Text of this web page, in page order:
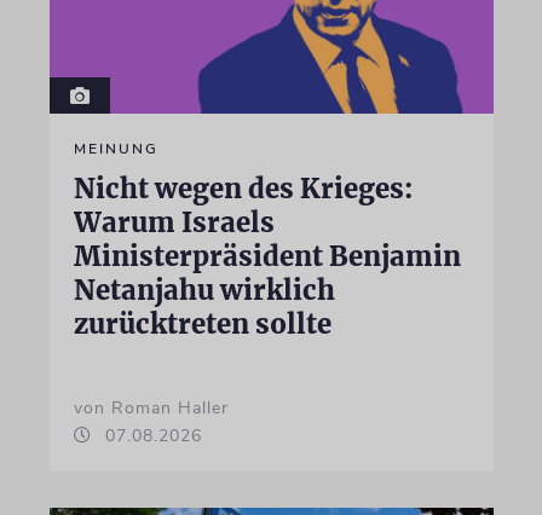
MEINUNG
Nicht wegen des Krieges:
Warum Israels
Ministerpräsident Benjamin
Netanjahu wirklich
zurücktreten sollte
von Roman Haller
07.08.2026